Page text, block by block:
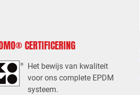
CERTIFICERING
Het bewijs van kwaliteit
voor ons complete EPDM
systeem.